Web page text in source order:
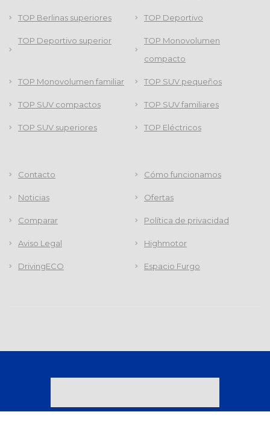
TOP Berlinas superiores TOP Deportivo
TOP Deportivo superior
TOP Monovolumen
compacto
TOP Monovolumen familiar TOP SUV pequeños
TOP SUV compactos TOP SUV familiares
TOP SUV superiores TOP Eléctricos
Contacto Cómo funcionamos
Noticias Ofertas
Comparar Política de privacidad
Aviso Legal Highmotor
DrivingECO Espacio Furgo